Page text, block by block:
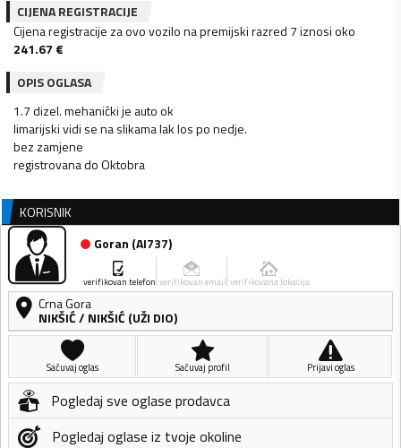
CIJENA REGISTRACIJE
Cijena registracije za ovo vozilo na premijski razred 7 iznosi oko
241.67 €
OPIS OGLASA
1.7 dizel. mehanički je auto ok
limarijski vidi se na slikama lak los po nedje.
bez zamjene
registrovana do Oktobra
KORISNIK
Goran (AI737)
verifikovan telefon verifikovan email verifikovana lokacija
Crna Gora
NIKŠIĆ/ NIKŠIĆ (UŽI DIO)
Sačuvaj oglas Sačuvaj profil Prijavi oglas
Pogledaj sve oglase prodavca
Pogledaj oglase iz tvoje okoline